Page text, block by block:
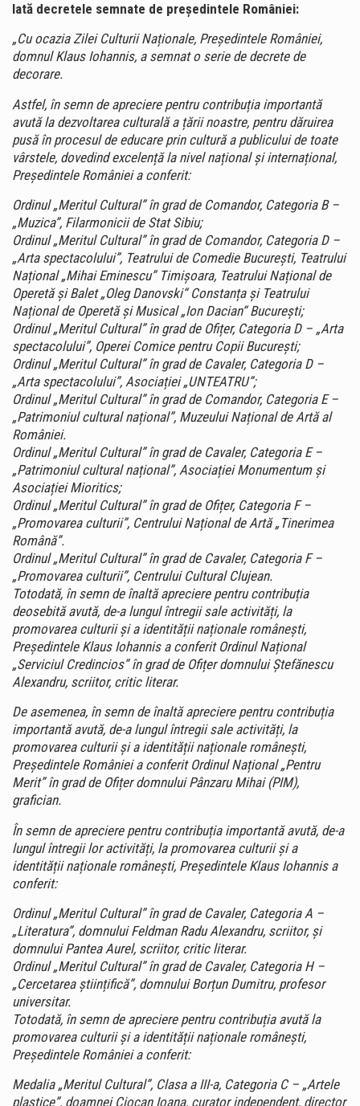
Iată decretele semnate de președintele României:
„Cu ocazia Zilei Culturii Naționale, Președintele României,
domnul Klaus Iohannis, a semnat o serie de decrete de
decorare.
Astfel, în semn de apreciere pentru contribuția importantă
avută la dezvoltarea culturală a țării noastre, pentru dăruirea
pusă în procesul de educare prin cultură a publicului de toate
vârstele, dovedind excelență la nivel național și internațional,
Președintele României a conferit:
Ordinul „Meritul Cultural” în grad de Comandor, Categoria B –
„Muzica”, Filarmonicii de Stat Sibiu;
Ordinul „Meritul Cultural” în grad de Comandor, Categoria D –
„Arta spectacolului”, Teatrului de Comedie București, Teatrului
Național „Mihai Eminescu” Timișoara, Teatrului Național de
Operetă și Balet „Oleg Danovski“ Constanța și Teatrului
Național de Operetă și Musical „Ion Dacian“ București;
Ordinul „Meritul Cultural” în grad de Ofițer, Categoria D – „Arta
spectacolului”, Operei Comice pentru Copii București;
Ordinul „Meritul Cultural” în grad de Cavaler, Categoria D –
„Arta spectacolului”, Asociației „UNTEATRU”;
Ordinul „Meritul Cultural” în grad de Comandor, Categoria E –
„Patrimoniul cultural național”, Muzeului Național de Artă al
României.
Ordinul „Meritul Cultural” în grad de Cavaler, Categoria E –
„Patrimoniul cultural național”, Asociației Monumentum și
Asociației Mioritics;
Ordinul „Meritul Cultural” în grad de Ofițer, Categoria F –
„Promovarea culturii”, Centrului Național de Artă „Tinerimea
Română”.
Ordinul „Meritul Cultural” în grad de Cavaler, Categoria F –
„Promovarea culturii”, Centrului Cultural Clujean.
Totodată, în semn de înaltă apreciere pentru contribuția
deosebită avută, de-a lungul întregii sale activități, la
promovarea culturii și a identității naționale românești,
Președintele Klaus Iohannis a conferit Ordinul Național
„Serviciul Credincios” în grad de Ofițer domnului Ștefănescu
Alexandru, scriitor, critic literar.
De asemenea, în semn de înaltă apreciere pentru contribuția
importantă avută, de-a lungul întregii sale activități, la
promovarea culturii și a identității naționale românești,
Președintele României a conferit Ordinul Național „Pentru
Merit” în grad de Ofițer domnului Pânzaru Mihai (PIM),
grafician.
În semn de apreciere pentru contribuția importantă avută, de-a
lungul întregii lor activități, la promovarea culturii și a
identității naționale românești, Președintele Klaus Iohannis a
conferit:
Ordinul „Meritul Cultural” în grad de Cavaler, Categoria A –
„Literatura”, domnului Feldman Radu Alexandru, scriitor, și
domnului Pantea Aurel, scriitor, critic literar.
Ordinul „Meritul Cultural” în grad de Cavaler, Categoria H –
„Cercetarea științifică”, domnului Borțun Dumitru, profesor
universitar.
Totodată, în semn de apreciere pentru contribuția avută la
promovarea culturii și a identității naționale românești,
Președintele României a conferit:
Medalia „Meritul Cultural”, Clasa a III-a, Categoria C – „Artele
plastice”, doamnei Ciocan Ioana, curator independent, director